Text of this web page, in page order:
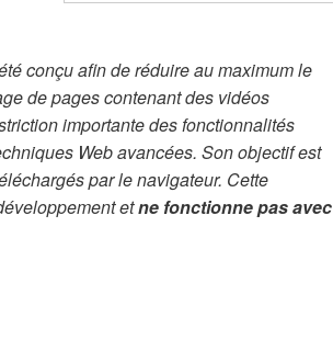
conçu afin de réduire au maximum le
de pages contenant des vidéos
importante des fonctionnalités
Web avancées. Son objectif est
par le navigateur. Cette
etne fonctionne pas avec